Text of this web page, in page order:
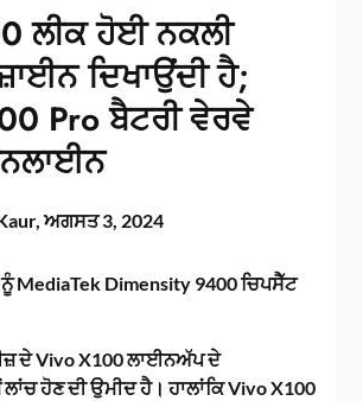
ਲੀਕ ਹੋਈ ਨਕਲੀ
ਦਿਖਾਉਂਦੀ ਹੈ;
Pro ਬੈਟਰੀ ਵੇਰਵੇ
ਅਗਸਤ 3, 2024
MediaTek Dimensity 9400 ਚਿਪਸੈੱਟ
ਦੇ Vivo X100 ਲਾਈਨਅੱਪ ਦੇ
ਲਾਂਚ ਹੋਣ ਦੀ ਉਮੀਦ ਹੈ। ਹਾਲਾਂਕਿ Vivo X100